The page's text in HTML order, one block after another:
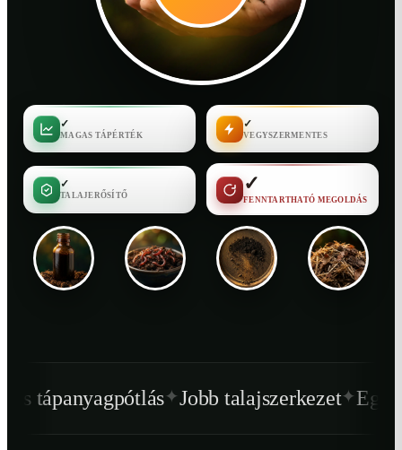
✓
MAGAS TÁPÉRTÉK
✓
VEGYSZERMENTES
✓
TALAJERŐSÍTŐ
✓
FENNTARTHATÓ MEGOLDÁS
✦Jobb talajszerkezet ✦Egészségesebb